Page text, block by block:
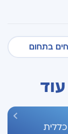
בתחום
כללית